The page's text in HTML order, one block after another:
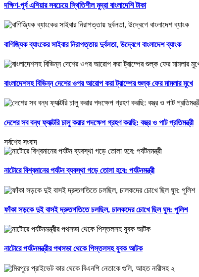
দক্ষিণ-পূর্ব এশিয়ার সবচেয়ে স্থিতিশীল মুদ্রা বাংলাদেশি টাকা
বাণিজ্যিক ব্যাংকের সাইবার নিরাপত্তায় দুর্বলতা, উদ্বেগে বাংলাদেশ ব্যাংক
বাংলাদেশসহ বিভিন্ন দেশের ওপর আরোপ করা ট্রাম্পের শুল্ক ফের মামলার মুখে
দেশের সব বন্ধ ফ্যাক্টরি চালু করার পদক্ষেপ গ্রহণ করছি: বস্ত্র ও পাট প্রতিমন্ত্রী
সর্বশেষ সংবাদ
নাটোরে বিশ্বমানের পর্যটন ব্যবস্থা গড়ে তোলা হবে: পর্যটনমন্ত্রী
ফাঁকা সড়কে দুই বাসই দ্রুতগতিতে চলছিল, চালকদের চোখে ছিল ঘুম: পুলিশ
নাটোরে পর্যটনমন্ত্রীর পথসভা থেকে পিস্তলসহ যুবক আটক